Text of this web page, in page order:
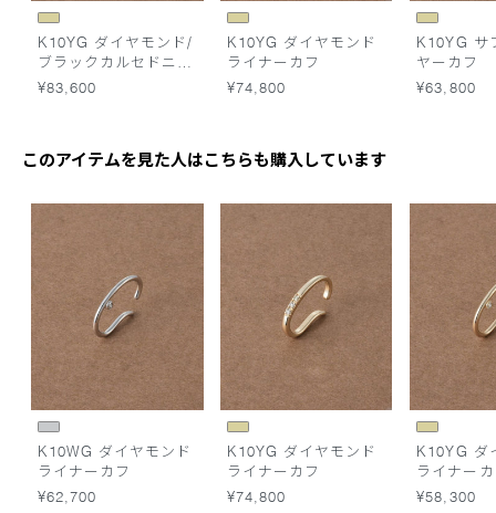
K10YG ダイヤモンド/
ブラックカルセドニー
イヤーカフ
¥83,600
K10YG ダイヤモンド
ライナーカフ
¥74,800
K10YG サ
ヤーカフ
¥63,800
このアイテムを見た人はこちらも購入しています
K10WG ダイヤモンド
ライナーカフ
¥62,700
K10YG ダイヤモンド
ライナーカフ
¥74,800
K10YG ダ
ライナー
¥58,300